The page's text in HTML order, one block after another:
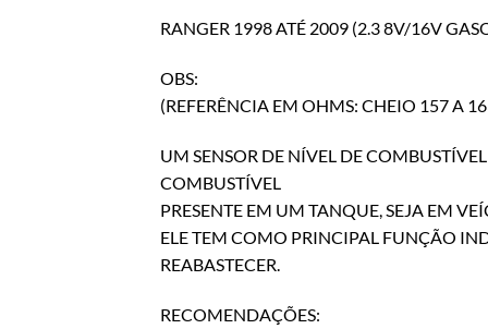
RANGER 1998 ATÉ 2009 (2.3 8V/16V
OBS:
(REFERÊNCIA EM OHMS: CHEIO 157 A
UM SENSOR DE NÍVEL DE
COMBUSTÍVEL
PRESENTE EM UM TANQUE, SEJA EM
ELE TEM COMO PRINCIPAL FUNÇÃO
REABASTECER.
RECOMENDAÇÕES: